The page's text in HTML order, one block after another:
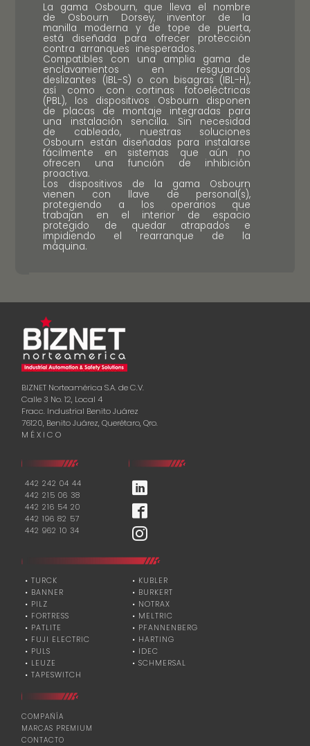
La gama Osbourn, que lleva el nombre
de Osbourn Dorsey, inventor de la
manilla moderna y de tope de puerta,
está diseñada para ofrecer protección
contra arranques inesperados.
Compatibles con una amplia gama de
enclavamientos en resguardos
deslizantes (IBL-S) o con bisagras (IBL-H),
así como con cortinas fotoeléctricas
(PBL), los dispositivos Osbourn disponen
de placas de montaje integradas para
una instalación sencilla. Sin necesidad
de cableado, nuestras soluciones
Osbourn están diseñadas para instalarse
fácilmente en sistemas que aún no
ofrecen una función de inhibición
proactiva.
Los dispositivos de la gama Osbourn
vienen con llave de personal(s),
protegiendo a los operarios que
trabajan en el interior de espacio
protegido de quedar atrapados e
impidiendo el rearranque de la
máquina.
BIZNET Norteamérica S.A. de C.V.
Calle 3 No. 12, Local 4
Fracc. Industrial Benito Juárez
76120, Benito Juárez, Querétaro, Qro.
M É X I C O
442 242 04 44
442 215 06 38
442 216 54 20
442 196 82 57
442 962 10 34
• TURCK
• BANNER
• PILZ
• FORTRESS
• PATLITE
• FUJI ELECTRIC
• PULS
• LEUZE
• TAPESWITCH
• KUBLER
• BURKERT
• NOTRAX
• MELTRIC
• PFANNENBERG
• HARTING
• IDEC
• SCHMERSAL
COMPAÑÍA
MARCAS PREMIUM
CONTACTO